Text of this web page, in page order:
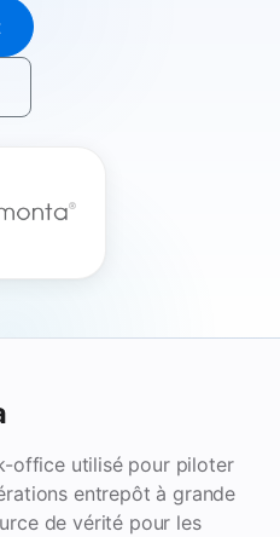
office utilisé pour piloter
entrepôt à grande
de vérité pour les